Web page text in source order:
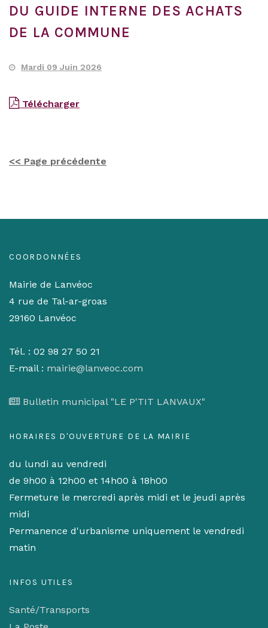
DU GUIDE INTERNE DES ACHATS
DE LA COMMUNE
Mardi 09 Juin 2026
Télécharger
<< Page précédente
COORDONNÉES
Mairie de Lanvéoc
4 rue de Tal-ar-groas
29160 Lanvéoc
Tél. : 02 98 27 50 21
E-mail : mairie@lanveoc.com
Bulletin municipal "LE P'TIT LANVAUX"
HORAIRES D'OUVERTURE DE LA MAIRIE
du lundi au vendredi
de 9h00 à 12h00 et 14h00 à 18h00
Fermeture le mercredi après midi et le jeudi après
midi
Permanence d'urbanisme uniquement le vendredi
matin
INFOS UTILES
Santé/Transports